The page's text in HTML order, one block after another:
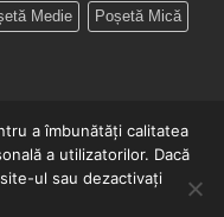
Medie Poșetă Mică
CONFIDENTIALITATE
a îmbunătăți calitatea
a utilizatorilor. Dacă
ul sau dezactivați